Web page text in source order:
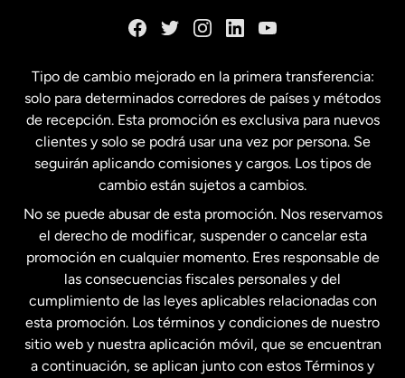
Estados Unidos English
Estados Unidos Español
Francia
Malasia
Nueva Zelanda
Tipo de cambio mejorado en la primera transferencia:
solo para determinados corredores de países y métodos
de recepción. Esta promoción es exclusiva para nuevos
clientes y solo se podrá usar una vez por persona. Se
seguirán aplicando comisiones y cargos. Los tipos de
cambio están sujetos a cambios.
No se puede abusar de esta promoción. Nos reservamos
el derecho de modificar, suspender o cancelar esta
promoción en cualquier momento. Eres responsable de
las consecuencias fiscales personales y del
cumplimiento de las leyes aplicables relacionadas con
esta promoción. Los términos y condiciones de nuestro
sitio web y nuestra aplicación móvil, que se encuentran
a continuación, se aplican junto con estos Términos y